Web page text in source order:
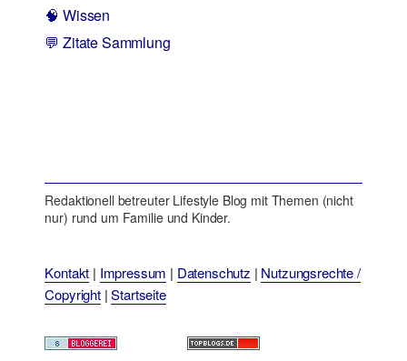
🧠 Wissen
💬 Zitate Sammlung
Redaktionell betreuter Lifestyle Blog mit Themen (nicht
nur) rund um Familie und Kinder.
Kontakt | Impressum | Datenschutz | Nutzungsrechte /
Copyright|Startseite